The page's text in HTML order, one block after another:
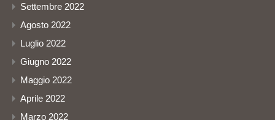
Settembre 2022
Agosto 2022
Luglio 2022
Giugno 2022
Maggio 2022
Aprile 2022
Marzo 2022